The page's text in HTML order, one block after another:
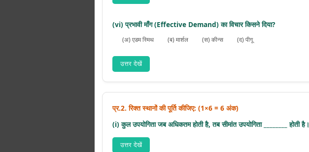
(vi) प्रभावी माँग (Effective Demand) का विचार किसने दिया?
(अ) एडम स्मिथ (ब) मार्शल (स) कीन्स (द) पीगू
उत्तर देखें
प्र.2. रिक्त स्थानों की पूर्ति कीजिए: (1×6 = 6 अंक)
(i) कुल उपयोगिता जब अधिकतम होती है, तब सीमांत उपयोगिता ________ होती है।
उत्तर देखें